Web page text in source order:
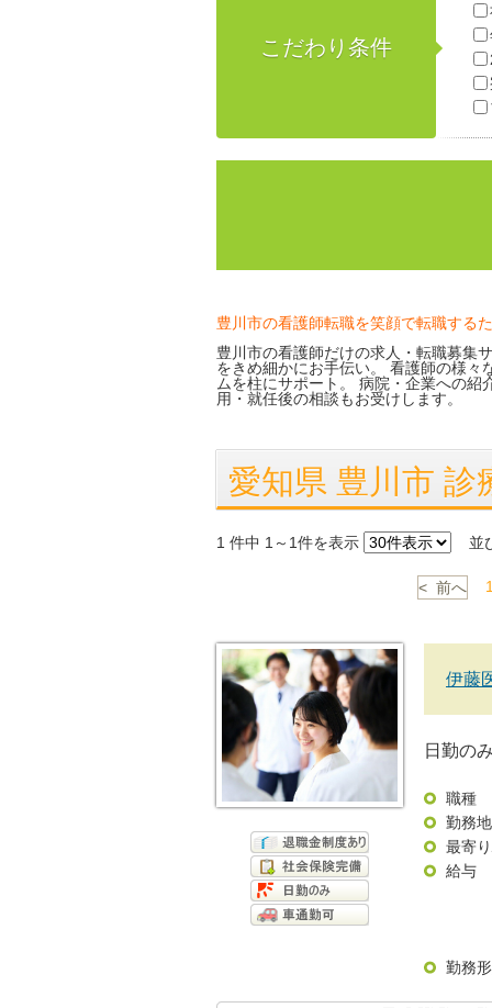
こだわり条件
豊川市の看護師転職を笑顔で転職する
豊川市の看護師だけの求人・転職募集
をきめ細かにお手伝い。 看護師の様々
ムを柱にサポート。 病院・企業への
用・就任後の相談もお受けします。
愛知県 豊川市 診
1 件中 1～1件を表示 並
< 前へ
伊藤
日勤の
職種
勤務地
最寄
給与
勤務